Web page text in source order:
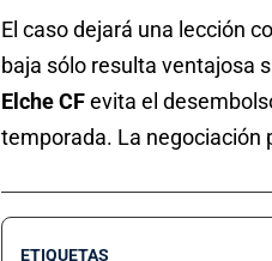
El caso dejará una lección
baja sólo resulta ventajosa
Elche CFevita el
temporada. La negociación
ETIQUETAS